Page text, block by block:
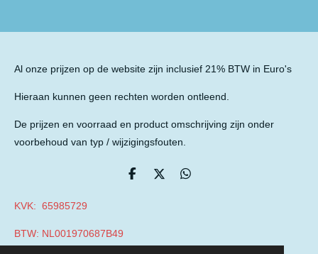
Al onze prijzen op de website zijn inclusief 21% BTW in Euro's
Hieraan kunnen geen rechten worden ontleend.
De prijzen en voorraad en product omschrijving zijn onder
voorbehoud van typ / wijzigingsfouten.
D
D
D
KVK: 65985729
BTW: NL001970687B49